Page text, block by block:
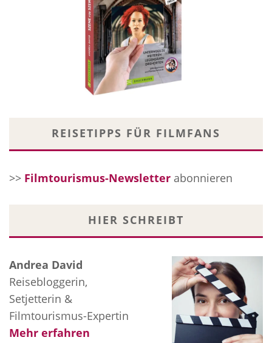
REISETIPPS FÜR FILMFANS
>> Filmtourismus-Newsletter abonnieren
HIER SCHREIBT
Andrea David
Reisebloggerin,
Setjetterin &
Filmtourismus-Expertin
Mehr erfahren